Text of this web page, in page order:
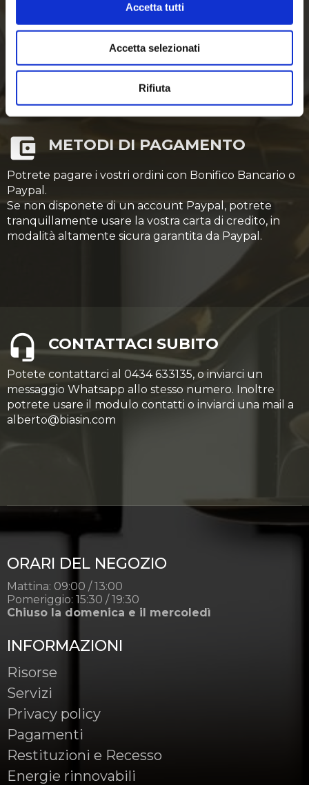
Accetta tutti
Accetta selezionati
Rifiuta
Tutti gli ordini pervenuti entro le 12,30, se pronta
consegna, saranno spediti nella stessa giornata.
METODI DI PAGAMENTO
Potrete pagare i vostri ordini con Bonifico Bancario o
Paypal.
Se non disponete di un account Paypal, potrete
tranquillamente usare la vostra carta di credito, in
modalità altamente sicura garantita da Paypal.
CONTATTACI SUBITO
Potete contattarci al 0434 633135, o inviarci un
messaggio Whatsapp allo stesso numero. Inoltre
potrete usare il modulo contatti o inviarci una mail a
alberto@biasin.com
ORARI DEL NEGOZIO
Mattina: 09:00 / 13:00
Pomeriggio: 15:30 / 19:30
Chiuso la domenica e il mercoledì
INFORMAZIONI
Risorse
Servizi
Privacy policy
Pagamenti
Restituzioni e Recesso
Energie rinnovabili